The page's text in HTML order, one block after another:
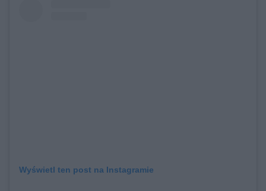
Wyświetl ten post na Instagramie